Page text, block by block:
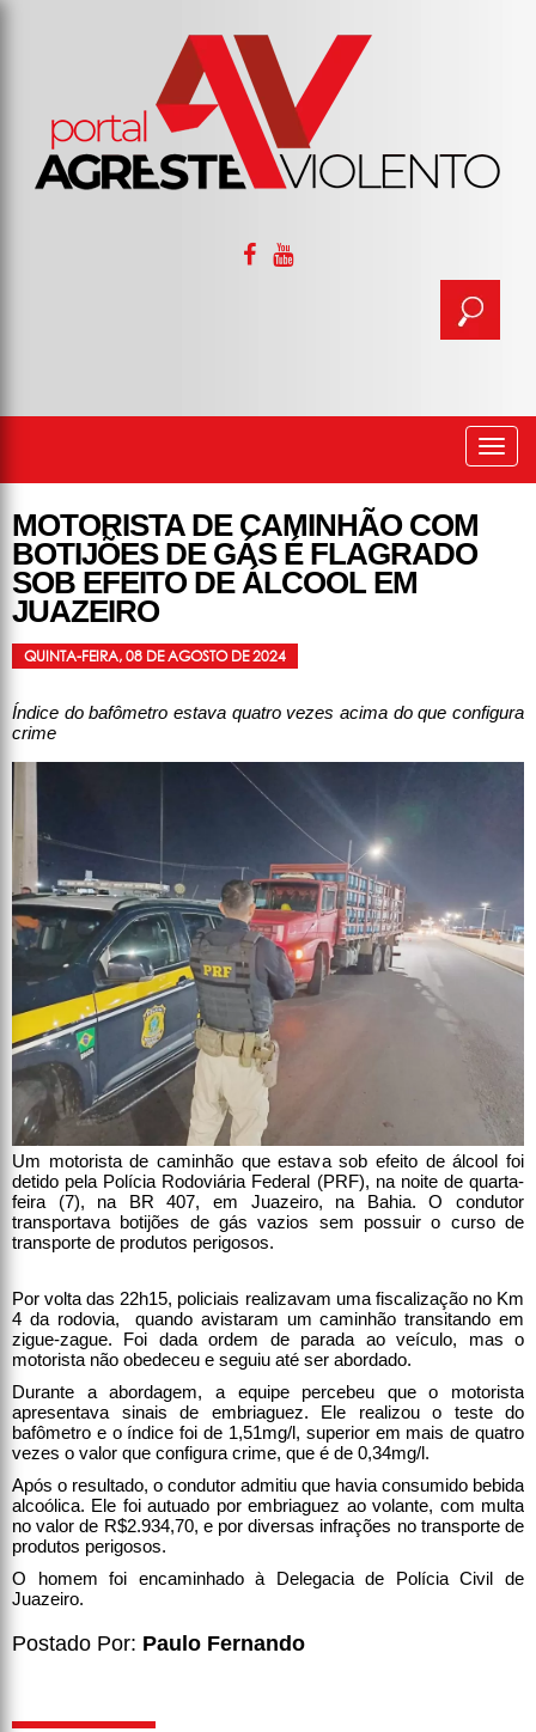
MOTORISTA DE CAMINHÃO COM
BOTIJÕES DE GÁS É FLAGRADO
SOB EFEITO DE ÁLCOOL EM
JUAZEIRO
QUINTA-FEIRA, 08 DE AGOSTO DE 2024
Índice do bafômetro estava quatro vezes acima do que configura
crime
Um motorista de caminhão que estava sob efeito de álcool foi
detido pela Polícia Rodoviária Federal (PRF), na noite de quarta-
feira (7), na BR 407, em Juazeiro, na Bahia. O condutor
transportava botijões de gás vazios sem possuir o curso de
transporte de produtos perigosos.
Por volta das 22h15, policiais realizavam uma fiscalização no Km
4 da rodovia, quando avistaram um caminhão transitando em
zigue-zague. Foi dada ordem de parada ao veículo, mas o
motorista não obedeceu e seguiu até ser abordado.
Durante a abordagem, a equipe percebeu que o motorista
apresentava sinais de embriaguez. Ele realizou o teste do
bafômetro e o índice foi de 1,51mg/l, superior em mais de quatro
vezes o valor que configura crime, que é de 0,34mg/l.
Após o resultado, o condutor admitiu que havia consumido bebida
alcoólica. Ele foi autuado por embriaguez ao volante, com multa
no valor de R$2.934,70, e por diversas infrações no transporte de
produtos perigosos.
O homem foi encaminhado à Delegacia de Polícia Civil de
Juazeiro.
Postado Por: Paulo Fernando